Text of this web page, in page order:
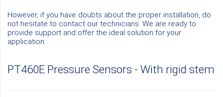
However, if you have doubts about the proper installation, do
not hesitate to contact our technicians. We are ready to
provide support and offer the ideal solution for your
application.
PT460E Pressure Sensors - With rigid stem